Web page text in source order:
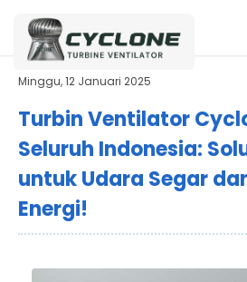
Minggu, 12 Januari 2025
Turbin Ventilator
Seluruh Indonesia:
untuk Udara Segar
Energi!